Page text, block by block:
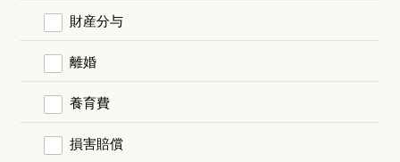
財産分与
離婚
養育費
損害賠償